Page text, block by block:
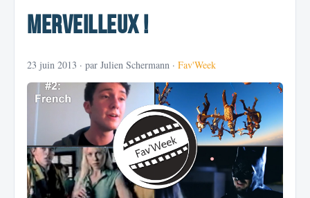
merveilleux !
23 juin 2013 · par Julien Schermann · Fav'Week